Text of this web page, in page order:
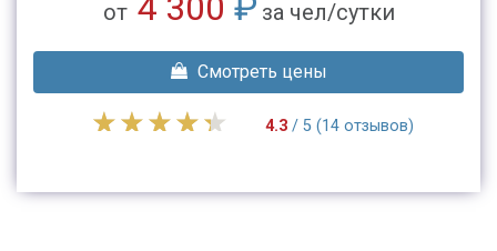
от за чел/сутки
Смотреть цены
4.3/ 5 (14 отзывов)